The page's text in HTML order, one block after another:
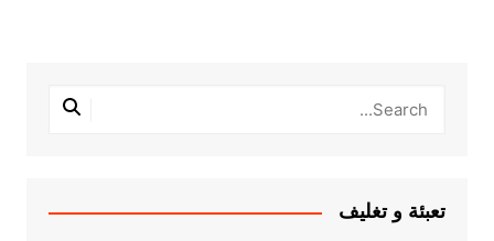
تعبئة و تغليف